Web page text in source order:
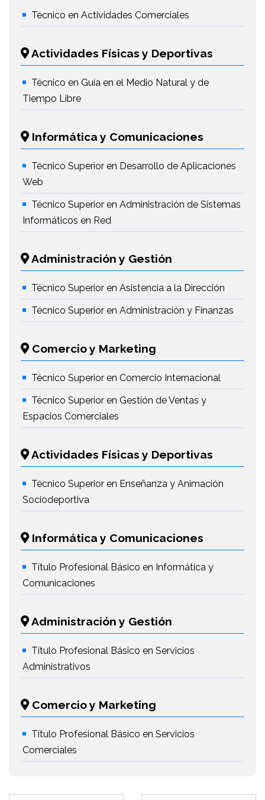
Técnico en Actividades Comerciales
Actividades Físicas y Deportivas
Técnico en Guía en el Medio Natural y de
Tiempo Libre
Informática y Comunicaciones
Técnico Superior en Desarrollo de Aplicaciones
Web
Técnico Superior en Administración de Sistemas
Informáticos en Red
Administración y Gestión
Técnico Superior en Asistencia a la Dirección
Técnico Superior en Administración y Finanzas
Comercio y Marketing
Técnico Superior en Comercio Internacional
Técnico Superior en Gestión de Ventas y
Espacios Comerciales
Actividades Físicas y Deportivas
Técnico Superior en Enseñanza y Animación
Sociodeportiva
Informática y Comunicaciones
Título Profesional Básico en Informática y
Comunicaciones
Administración y Gestión
Título Profesional Básico en Servicios
Administrativos
Comercio y Marketing
Título Profesional Básico en Servicios
Comerciales